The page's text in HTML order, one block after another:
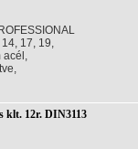
17, 19,
acél,
klt. 12r. DIN3113